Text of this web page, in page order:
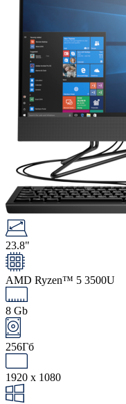
23.8"
AMD Ryzen™ 5 3500U
8 Gb
256Гб
1920 x 1080